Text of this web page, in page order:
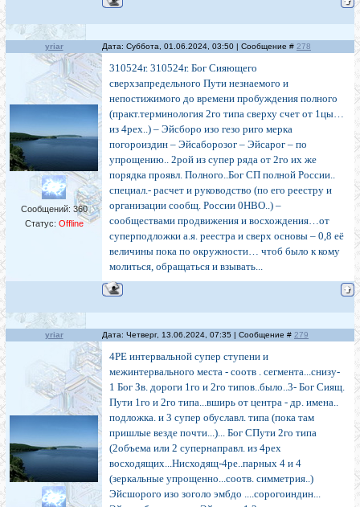
yriar Дата: Суббота, 01.06.2024, 03:50 | Сообщение # 278
Сообщений: 360
Статус: Offline
310524г. 310524г. Бог Сияющего
сверхзапредельного Пути незнаемого и
непостижимого до времени пробуждения полного
(практ.терминология 2го типа сверху счет от 1цы…
из 4рех..) – Эйсборо изо гезо риго мерка
погороиздин – Эйсаборозог – Эйсарог – по
упрощению.. 2рой из супер ряда от 2го их же
порядка проявл. Полного..Бог СП полной России..
специал.- расчет и руководство (по его реестру и
организации сообщ. России 0НВО..) –
сообществами продвижения и восхождения…от
суперподложки а.я. реестра и сверх основы – 0,8 её
величины пока по окружности… чтоб было к кому
молиться, обращаться и взывать...
yriar Дата: Четверг, 13.06.2024, 07:35 | Сообщение # 279
4РЕ интервальной супер ступени и
межинтервального места - соотв . сегмента...снизу-
1 Бог Зв. дороги 1го и 2го типов..было..3- Бог Сиящ.
Пути 1го и 2го типа...вширь от центра - др. имена..
подложка. и 3 супер обуславл. типа (пока там
пришлые везде почти...)... Бог СПути 2го типа
(2объема или 2 супернаправл. из 4рех
восходящих...Нисходящ-4ре..парных 4 и 4
(зеркальные упрощенно...соотв. симметрия..)
Эйсшорого изо зоголо эмбдо ....сорогоиндин...